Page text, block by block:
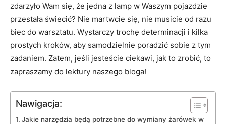
zdarzyło Wam się, ​że jedna z lamp w Waszym ​pojazdzie
przestała świecić? Nie martwcie się, nie musicie od razu‍
biec do warsztatu. Wystarczy trochę determinacji i ⁣kilka​
prostych kroków, aby samodzielnie poradzić sobie ⁢z tym
zadaniem. Zatem, jeśli jesteście ciekawi, jak to zrobić, to
⁣zapraszamy do lektury naszego⁤ bloga!
Nawigacja:
Jakie narzędzia będą ⁢potrzebne do ⁢wymiany żarówek w